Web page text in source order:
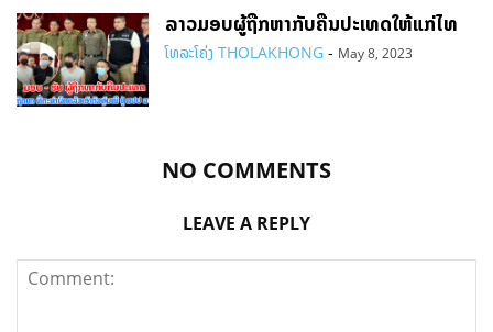
ລາວມອບຜູ້ຖືກຫາກັບຄືນປະເທດໃຫ້ແກ່ໄທ
ໂທລະໂຄ່ງ THOLAKHONG - May 8, 2023
NO COMMENTS
LEAVE A REPLY